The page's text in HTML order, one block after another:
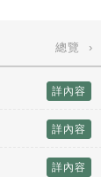
總覽 ›
詳內容
詳內容
詳內容